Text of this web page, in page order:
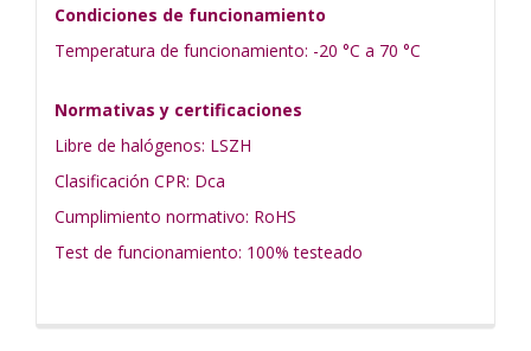
Condiciones de funcionamiento
Temperatura de funcionamiento: -20 °C a 70 °C
Normativas y certificaciones
Libre de halógenos: LSZH
Clasificación CPR: Dca
Cumplimiento normativo: RoHS
Test de funcionamiento: 100% testeado